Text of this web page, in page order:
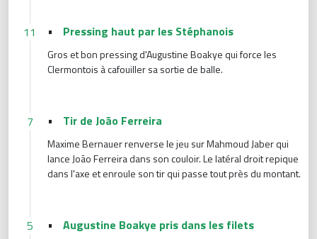
11 • Pressing haut par les Stéphanois
Gros et bon pressing d'Augustine Boakye qui force les
Clermontois à cafouiller sa sortie de balle.
7 • Tir de João Ferreira
Maxime Bernauer renverse le jeu sur Mahmoud Jaber qui
lance João Ferreira dans son couloir. Le latéral droit repique
dans l'axe et enroule son tir qui passe tout près du montant.
5 • Augustine Boakye pris dans les filets